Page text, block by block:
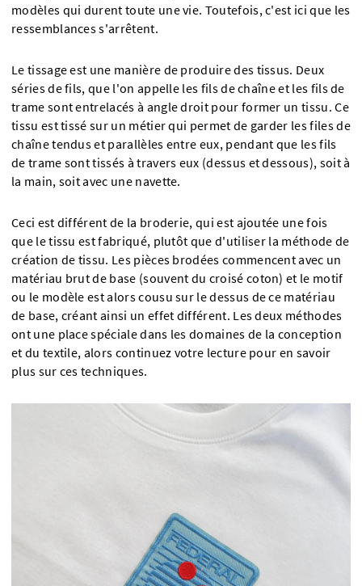
modèles qui durent toute une vie. Toutefois, c'est ici que les
ressemblances s'arrêtent.
Le tissage est une manière de produire des tissus. Deux
séries de fils, que l'on appelle les fils de chaîne et les fils de
trame sont entrelacés à angle droit pour former un tissu. Ce
tissu est tissé sur un métier qui permet de garder les files de
chaîne tendus et parallèles entre eux, pendant que les fils
de trame sont tissés à travers eux (dessus et dessous), soit à
la main, soit avec une navette.
Ceci est différent de la broderie, qui est ajoutée une fois
que le tissu est fabriqué, plutôt que d'utiliser la méthode de
création de tissu. Les pièces brodées commencent avec un
matériau brut de base (souvent du croisé coton) et le motif
ou le modèle est alors cousu sur le dessus de ce matériau
de base, créant ainsi un effet différent. Les deux méthodes
ont une place spéciale dans les domaines de la conception
et du textile, alors continuez votre lecture pour en savoir
plus sur ces techniques.